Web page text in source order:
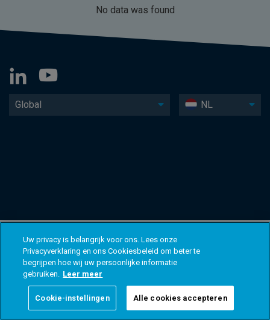
No data was found
Global NL
Uw privacy is belangrijk voor ons. Lees onze
Privacyverklaring en ons Cookiesbeleid om beter te
begrijpen hoe wij uw persoonlijke informatie
gebruiken. Leer meer
Cookie-instellingen Alle cookies accepteren